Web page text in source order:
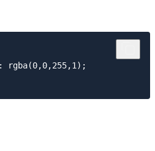
rgba(0,0,255,1);